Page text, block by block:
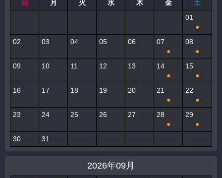
日 月 火 水 木 金
土
01
●
02
03 04 05 06
07
●
08
●
09
10 11 12 13
14
●
15
●
16
17 18 19 20
21
●
22
●
23
24 25 26 27
28
●
29
●
30
31
2026年09月